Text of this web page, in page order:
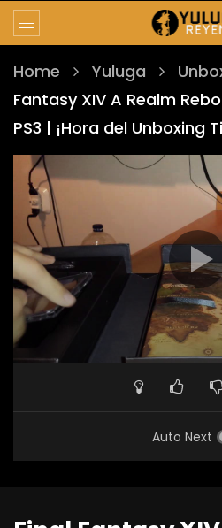
Home Yuluga
Fantasy XIV A Realm
PS3 | ¡Hora del Unboxing
Auto Next